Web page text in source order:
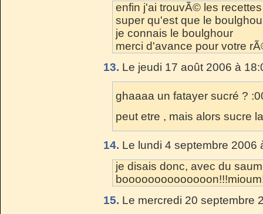
enfin j'ai trouvÃ© les
super qu'est que le
je connais le boulghour
merci d'avance pour votre
13. Le jeudi 17 août 2006 à
ghaaaa un fatayer sucré ?
peut etre , mais alors sucre
14. Le lundi 4 septembre 2006
je disais donc, avec du
15. Le mercredi 20 septembre